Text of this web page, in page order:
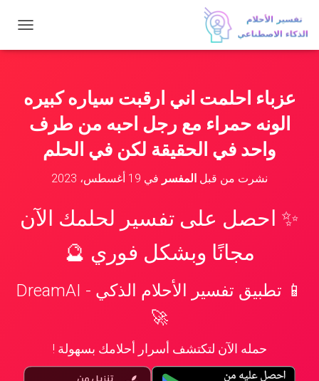
ب
اعزباء احلمت اني ارقبت سياره كبيره
الونه حمراء مع رجل احبه من طرف
واحد في الحقيقة لكن في الحلم
نشرت من قبل المفسر في 19 أغسطس، 2023
✨ احصل على تفسير لحلمك الآن
مجانًا وبشكل فوري 🔮
📱 تطبيق تفسير الأحلام الذكي - DreamAI
🚀
حمله الآن لتكتشف أسرار أحلامك بسهولة !